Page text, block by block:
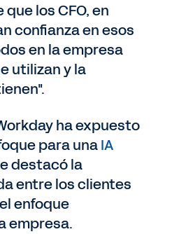
los CFO, en
confianza en esos
en la empresa
utilizan y la
ha expuesto
para unaIA
destacó la
entre los clientes
enfoque
empresa.